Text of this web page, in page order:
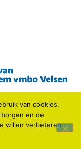
van cookies,
en de
willen verbeteren.